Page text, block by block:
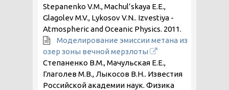
Stepanenko V.M., Machul’skaya E.E.,
Glagolev M.V., Lykosov V.N.. Izvestiya -
Atmospheric and Oceanic Physics. 2011.
Моделирование эмиссии метана из
озер зоны вечной мерзлоты
Степаненко В.М., Мачульская Е.Е.,
Глаголев М.В., Лыкосов В.Н.. Известия
Российской академии наук. Физика